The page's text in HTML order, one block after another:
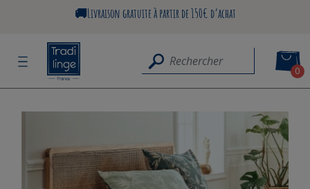
🚚Livraison gratuite à partir de 150€ d’achat
0